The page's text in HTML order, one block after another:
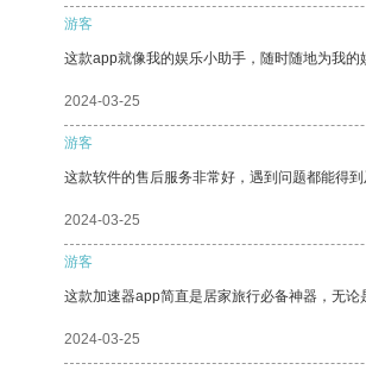
游客
这款app就像我的娱乐小助手，随时随地为我的
2024-03-25
游客
这款软件的售后服务非常好，遇到问题都能得到
2024-03-25
游客
这款加速器app简直是居家旅行必备神器，无论
2024-03-25